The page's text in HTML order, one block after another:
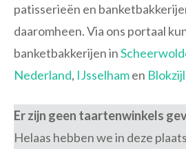
patisserieën en
daaromheen. Via ons portaal
banketbakkerijen in
Nederland, IJsselhamen Blokzijl
Er zijn geen taartenwinkels
Helaas hebben we in deze